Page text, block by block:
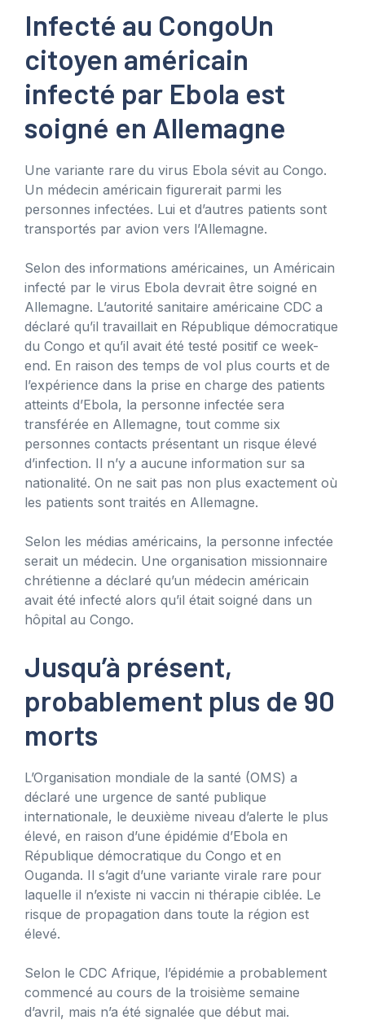
Infecté au CongoUn
citoyen américain
infecté par Ebola est
soigné en Allemagne
Une variante rare du virus Ebola sévit au Congo.
Un médecin américain figurerait parmi les
personnes infectées. Lui et d’autres patients sont
transportés par avion vers l’Allemagne.
Selon des informations américaines, un Américain
infecté par le virus Ebola devrait être soigné en
Allemagne. L’autorité sanitaire américaine CDC a
déclaré qu’il travaillait en République démocratique
du Congo et qu’il avait été testé positif ce week-
end. En raison des temps de vol plus courts et de
l’expérience dans la prise en charge des patients
atteints d’Ebola, la personne infectée sera
transférée en Allemagne, tout comme six
personnes contacts présentant un risque élevé
d’infection. Il n’y a aucune information sur sa
nationalité. On ne sait pas non plus exactement où
les patients sont traités en Allemagne.
Selon les médias américains, la personne infectée
serait un médecin. Une organisation missionnaire
chrétienne a déclaré qu’un médecin américain
avait été infecté alors qu’il était soigné dans un
hôpital au Congo.
Jusqu’à présent,
probablement plus de 90
morts
L’Organisation mondiale de la santé (OMS) a
déclaré une urgence de santé publique
internationale, le deuxième niveau d’alerte le plus
élevé, en raison d’une épidémie d’Ebola en
République démocratique du Congo et en
Ouganda. Il s’agit d’une variante virale rare pour
laquelle il n’existe ni vaccin ni thérapie ciblée. Le
risque de propagation dans toute la région est
élevé.
Selon le CDC Afrique, l’épidémie a probablement
commencé au cours de la troisième semaine
d’avril, mais n’a été signalée que début mai.